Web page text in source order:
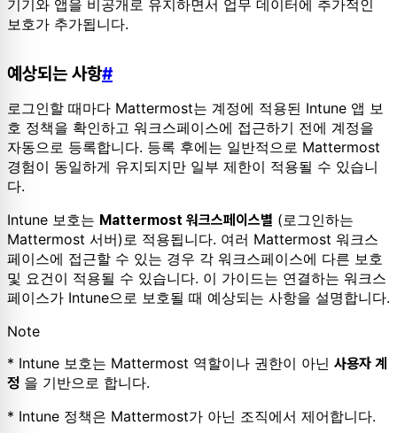
기기와 앱을 비공개로 유지하면서 업무 데이터에 추가적인
보호가 추가됩니다.
예상되는 사항#
로그인할 때마다 Mattermost는 계정에 적용된 Intune 앱 보
호 정책을 확인하고 워크스페이스에 접근하기 전에 계정을
자동으로 등록합니다. 등록 후에는 일반적으로 Mattermost
경험이 동일하게 유지되지만 일부 제한이 적용될 수 있습니
다.
Intune 보호는 Mattermost 워크스페이스별 (로그인하는
Mattermost 서버)로 적용됩니다. 여러 Mattermost 워크스
페이스에 접근할 수 있는 경우 각 워크스페이스에 다른 보호
및 요건이 적용될 수 있습니다. 이 가이드는 연결하는 워크스
페이스가 Intune으로 보호될 때 예상되는 사항을 설명합니다.
Note
* Intune 보호는 Mattermost 역할이나 권한이 아닌 사용자 계
정 을 기반으로 합니다.
* Intune 정책은 Mattermost가 아닌 조직에서 제어합니다.